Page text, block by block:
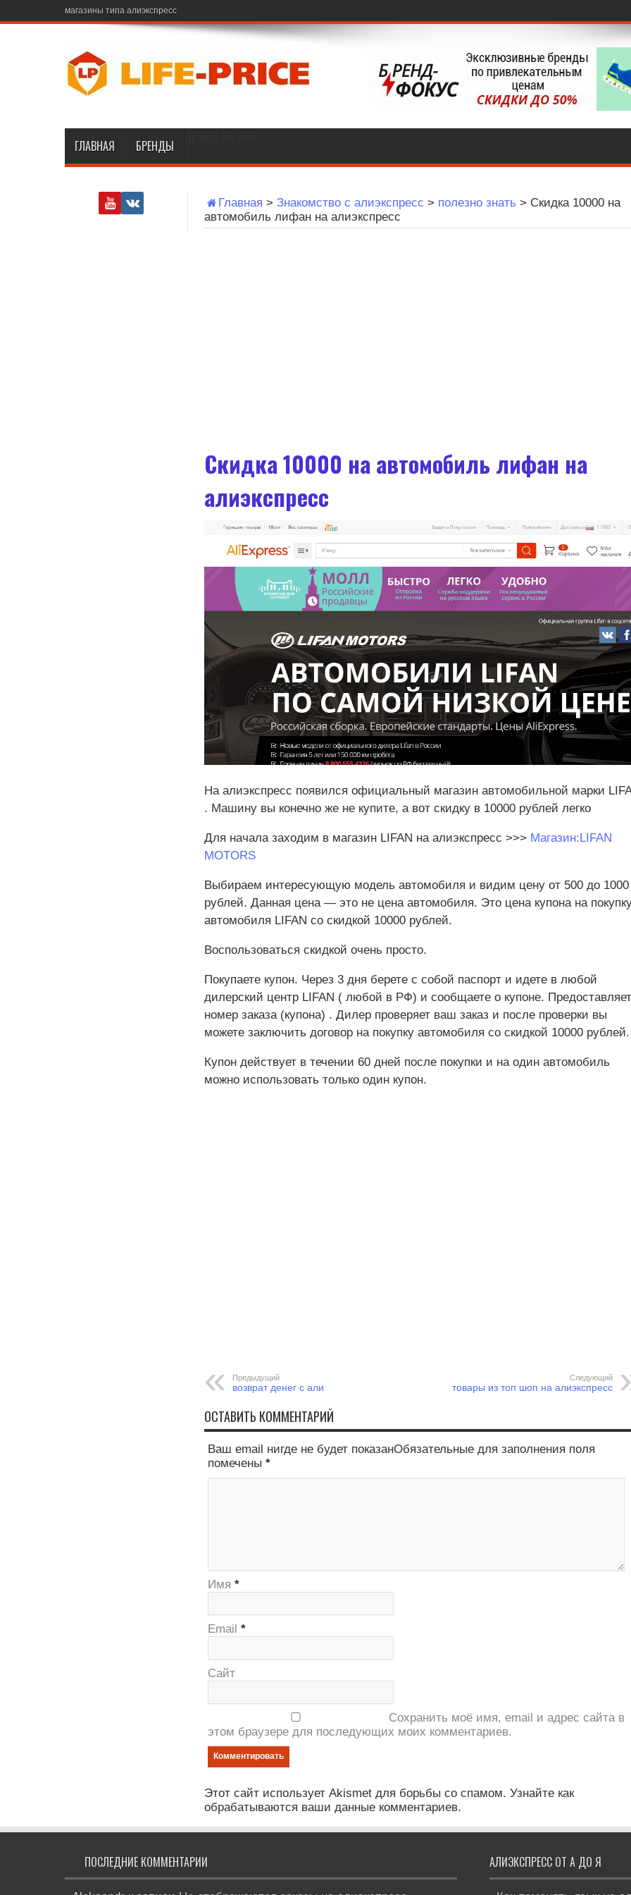
магазины типа алиэкспресс
ГЛАВНАЯ БРЕНДЫ
Главная > Знакомство с алиэкспресс > полезно знать > Скидка 10000 на
автомобиль лифан на алиэкспресс
Скидка 10000 на автомобиль лифан на
алиэкспресс
На алиэкспресс появился официальный магазин автомобильной марки
. Машину вы конечно же не купите, а вот скидку в 10000 рублей легко
Для начала заходим в магазин LIFAN на алиэкспресс >>> Магазин:LIFAN
MOTORS
Выбираем интересующую модель автомобиля и видим цену от 500 до 1000
рублей. Данная цена — это не цена автомобиля. Это цена купона на
автомобиля LIFAN со скидкой 10000 рублей.
Воспользоваться скидкой очень просто.
Покупаете купон. Через 3 дня берете с собой паспорт и идете в любой
дилерский центр LIFAN ( любой в РФ) и сообщаете о купоне.
номер заказа (купона) . Дилер проверяет ваш заказ и после проверки вы
можете заключить договор на покупку автомобиля со скидкой 10000 рублей.
Купон действует в течении 60 дней после покупки и на один автомобиль
можно использовать только один купон.
Предыдущий
возврат денег с али
Следующий
товары из топ шоп на алиэкспресс
ОСТАВИТЬ КОММЕНТАРИЙ
Ваш email нигде не будет показанОбязательные для заполнения поля
помечены *
Имя *
Email *
Сайт
Сохранить моё имя, email и адрес сайта в
этом браузере для последующих моих комментариев.
Этот сайт использует Akismet для борьбы со спамом. Узнайте как
обрабатываются ваши данные комментариев.
ПОСЛЕДНИЕ КОММЕНТАРИИ АЛИЭКСПРЕСС ОТ А ДО Я